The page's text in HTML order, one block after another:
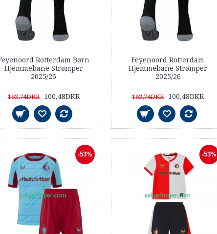
Rotterdam Børn
Hjemmebane Strømper
2025/26
163,74DKR 100,48DKR
Feyenoord Rotterdam
Hjemmebane Strømper
2025/26
163,74DKR 100,48DKR
-53% -53%